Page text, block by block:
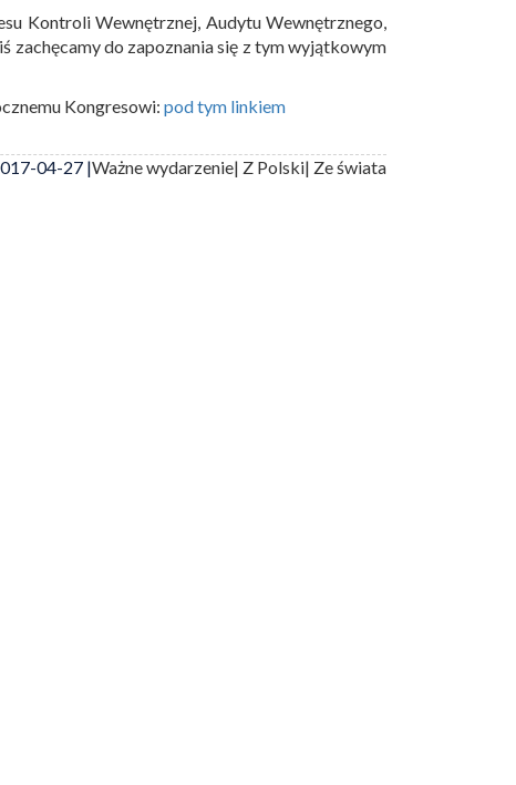
Kontroli Wewnętrznej, Audytu Wewnętrznego,
zachęcamy do zapoznania się z tym wyjątkowym
Kongresowi: pod tym linkiem
04-27 |Ważne wydarzenie| Z Polski| Ze świata